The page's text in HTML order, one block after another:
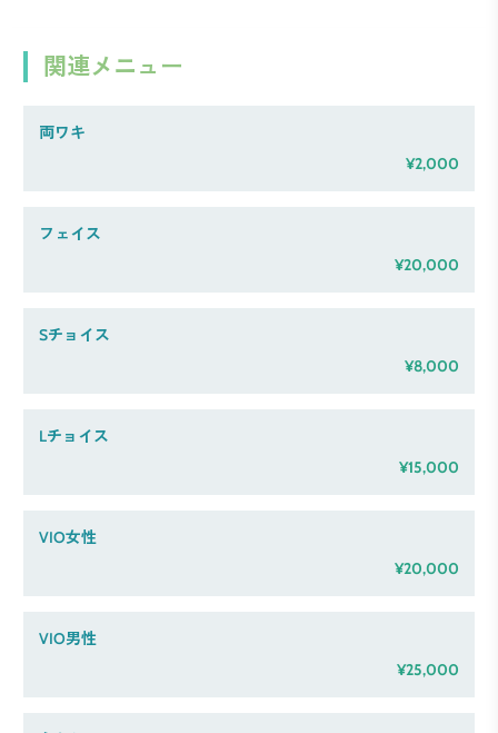
関連メニュー
両ワキ
¥2,000
フェイス
¥20,000
Sチョイス
¥8,000
Lチョイス
¥15,000
VIO女性
¥20,000
VIO男性
¥25,000